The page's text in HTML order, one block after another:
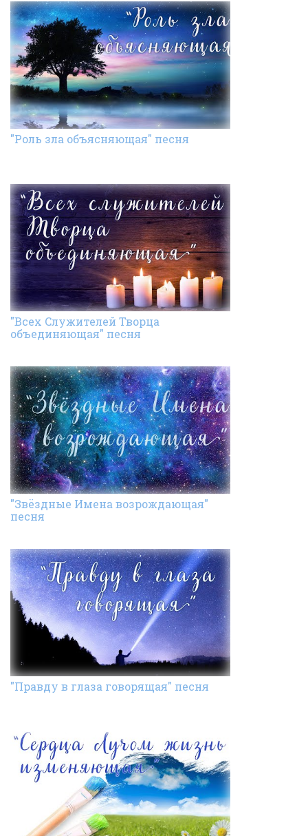
"Роль зла объясняющая" песня
"Всех Cлужителей Творца
объединяющая" песня
"Звёздные Имена возрождающая"
песня
"Правду в глаза говорящая" песня